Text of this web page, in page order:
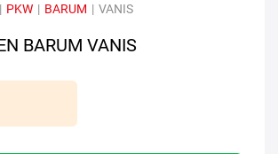
| PKW | BARUM | VANIS
BARUM VANIS